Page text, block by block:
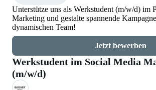
Unterstütze uns als Werkstudent (m/w/d) im
Marketing und gestalte spannende
dynamischen Team!
Jetzt bewerben
Werkstudent im Social Media
(m/w/d)